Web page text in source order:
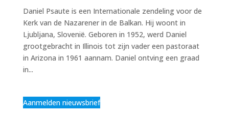
Daniel Psaute is een Internationale zendeling voor de
Kerk van de Nazarener in de Balkan. Hij woont in
Ljubljana, Slovenië. Geboren in 1952, werd Daniel
grootgebracht in Illinois tot zijn vader een pastoraat
in Arizona in 1961 aannam. Daniel ontving een graad
in...
Aanmelden nieuwsbrief